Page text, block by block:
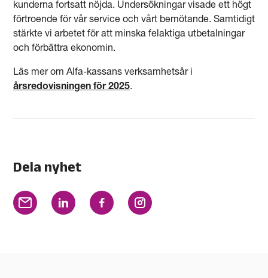
kunderna fortsatt nöjda. Undersökningar visade ett högt
förtroende för vår service och vårt bemötande. Samtidigt
stärkte vi arbetet för att minska felaktiga utbetalningar
och förbättra ekonomin.
Läs mer om Alfa-kassans verksamhetsår i
årsredovisningen för 2025.
Dela nyhet